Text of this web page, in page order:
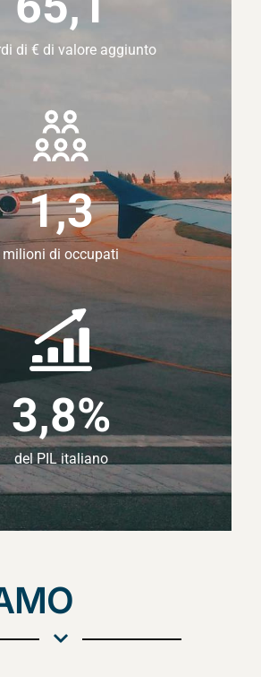
di € di valore aggiunto
1,3
milioni di occupati
3,8%
del PIL italiano